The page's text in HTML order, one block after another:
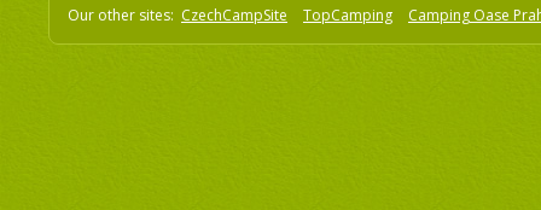
Our other sites: CzechCampSite TopCamping Camping Oase